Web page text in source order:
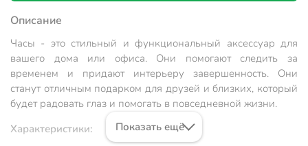
Описание
Часы - это стильный и функциональный аксессуар для
вашего дома или офиса. Они помогают следить за
временем и придают интерьеру завершенность. Они
станут отличным подарком для друзей и близких, который
будет радовать глаз и помогать в повседневной жизни.
Характеристики:
Показать ещё